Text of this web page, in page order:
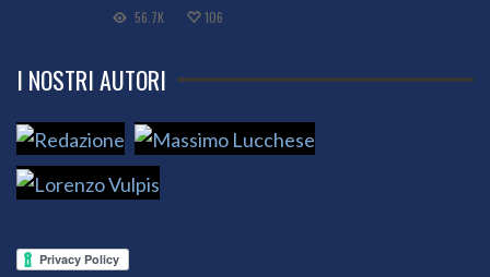
56.7K 106
I NOSTRI AUTORI